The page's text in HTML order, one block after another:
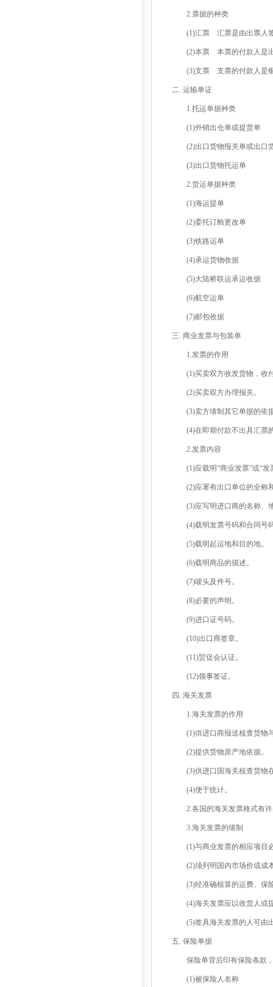
2.票据的种类
(1)汇票 汇票是由出票人签
(2)本票 本票的付款人是出
(3)支票 支票的付款人是
二. 运输单证
1.托运单据种类
(1)外销出仓单或提货单
(2)出口货物报关单或出口
(3)出口货物托运单
2.货运单据种类
(1)海运提单
(2)委托订舱更改单
(3)铁路运单
(4)承运货物收据
(5)大陆桥联运承运收据
(6)航空运单
(7)邮包收据
三. 商业发票与包装单
1.发票的作用
(1)买卖双方收发货物，收
(2)买卖双方办理报关。
(3)卖方缮制其它单据的依
(4)在即期付款不出具汇票
2.发票内容
(1)应载明“商业发票”或“发
(2)应署有出口单位的全称
(3)应写明进口商的名称、
(4)载明发票号码和合同号
(5)载明起运地和目的地。
(6)载明商品的描述。
(7)唛头及件号。
(8)必要的声明。
(9)进口证号码。
(10)出口商签章。
(11)贸促会认证。
(12)领事签证。
四. 海关发票
1.海关发票的作用
(1)供进口商报送核查货物
(2)提供货物原产地依据。
(3)供进口国海关核查货物
(4)便于统计。
2.各国的海关发票格式有许
3.海关发票的缮制
(1)与商业发票的相应项目
(2)须列明国内市场价或成
(3)经准确核算的运费、保
(4)海关发票应以收货人或
(5)签具海关发票的人可由出
五. 保险单据
保险单背后印有保险条款，
(1)被保险人名称